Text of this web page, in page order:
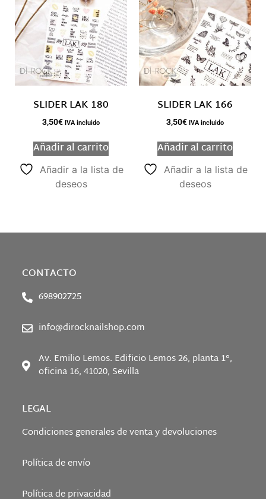
SLIDER LAK 180
3,50€ IVA incluido
Añadir al carrito
Añadir a la lista de
deseos
SLIDER LAK 166
3,50€ IVA incluido
Añadir al carrito
Añadir a la lista de
deseos
CONTACTO
698902725
info@dirocknailshop.com
Av. Emilio Lemos. Edificio Lemos 26, planta 1°,
oficina 16, 41020, Sevilla
LEGAL
Condiciones generales de venta y devoluciones
Política de envío
Política de privacidad